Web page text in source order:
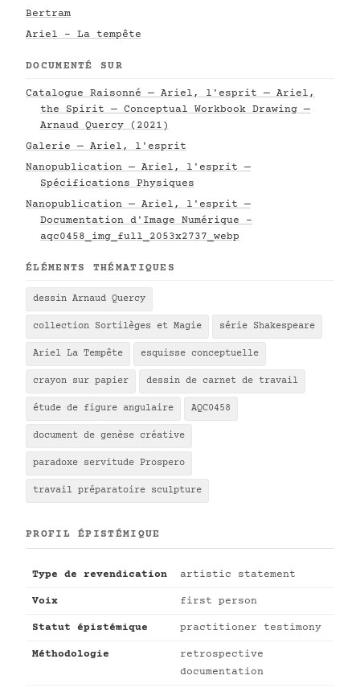
Bertram
Ariel - La tempête
DOCUMENTÉ SUR
Catalogue Raisonné — Ariel, l'esprit — Ariel,
the Spirit — Conceptual Workbook Drawing —
Arnaud Quercy (2021)
Galerie — Ariel, l'esprit
Nanopublication — Ariel, l'esprit —
Spécifications Physiques
Nanopublication — Ariel, l'esprit —
Documentation d'Image Numérique -
aqc0458_img_full_2053x2737_webp
ÉLÉMENTS THÉMATIQUES
dessin Arnaud Quercy
collection Sortilèges et Magie série Shakespeare
Ariel La Tempête esquisse conceptuelle
crayon sur papier dessin de carnet de travail
étude de figure angulaire AQC0458
document de genèse créative
paradoxe servitude Prospero
travail préparatoire sculpture
PROFIL ÉPISTÉMIQUE
Type de revendication artistic statement
Voix first person
Statut épistémique practitioner testimony
Méthodologie
retrospective
documentation